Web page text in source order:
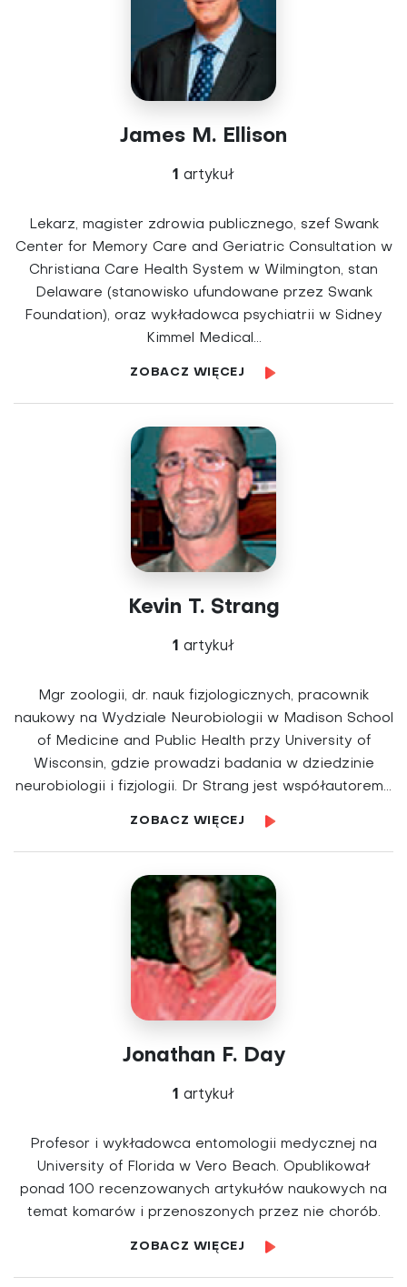
James M. Ellison
1 artykuł
Lekarz, magister zdrowia publicznego, szef Swank
Center for Memory Care and Geriatric Consultation w
Christiana Care Health System w Wilmington, stan
Delaware (stanowisko ufundowane przez Swank
Foundation), oraz wykładowca psychiatrii w Sidney
Kimmel Medical...
ZOBACZ WIĘCEJ
Kevin T. Strang
1 artykuł
Mgr zoologii, dr. nauk fizjologicznych, pracownik
naukowy na Wydziale Neurobiologii w Madison School
of Medicine and Public Health przy University of
Wisconsin, gdzie prowadzi badania w dziedzinie
neurobiologii i fizjologii. Dr Strang jest współautorem...
ZOBACZ WIĘCEJ
Jonathan F. Day
1 artykuł
Profesor i wykładowca entomologii medycznej na
University of Florida w Vero Beach. Opublikował
ponad 100 recenzowanych artykułów naukowych na
temat komarów i przenoszonych przez nie chorób.
ZOBACZ WIĘCEJ